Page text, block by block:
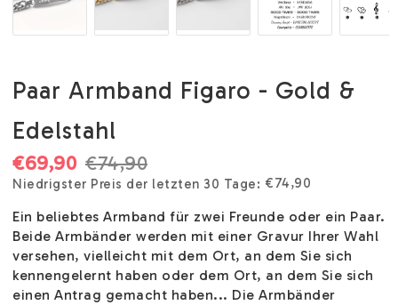
Paar Armband Figaro - Gold &
Edelstahl
€74,90
€69,90
Niedrigster Preis der letzten 30 Tage €74,90
Ein beliebtes Armband für zwei Freunde oder ein Paar.
Beide Armbänder werden mit einer Gravur Ihrer Wahl
versehen, vielleicht mit dem Ort, an dem Sie sich
kennengelernt haben oder dem Ort, an dem Sie sich
einen Antrag gemacht haben... Die Armbänder